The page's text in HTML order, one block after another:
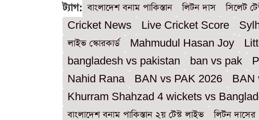
ট্যাগ: বাংলাদেশ বনাম পাকিস্তান লিটন দাস সিলেট
Cricket News
Live Cricket Score
লাইভ স্কোরকার্ড
Mahmudul Hasan Joy
bangladesh vs pakistan
ban vs pak
Nahid Rana
BAN vs PAK 2026
BAN
Khurram Shahzad 4 wickets vs
বাংলাদেশ বনাম পাকিস্তান ২য় টেস্ট লাইভ
লিটন